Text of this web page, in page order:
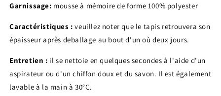
Garnissage: mousse à mémoire de forme 100% polyester
Caractéristiques : veuillez noter que le tapis retrouvera son
épaisseur après deballage au bout d'un où deux jours.
Entretien : il se nettoie en quelques secondes à l'aide d'un
aspirateur ou d'un chiffon doux et du savon. Il est également
lavable à la main à 30°C.